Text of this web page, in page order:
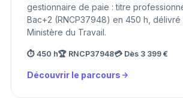
gestionnaire de paie : titre
Bac+2 (RNCP37948) en 450 h, délivré
Ministère du Travail.
⏱ 450 h🏆 RNCP37948💳 Dès 3 399 €
Découvrir le parcours